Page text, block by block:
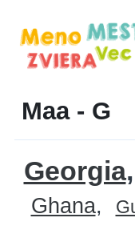
Maa - G
Georgia
Ghana